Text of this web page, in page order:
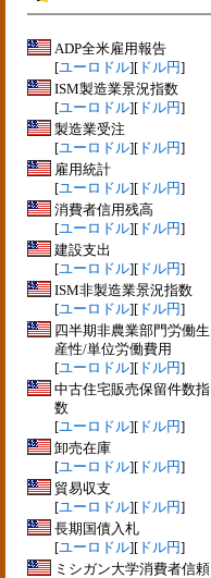
ADP全米雇用報告
[ユーロドル][ ドル円]
ISM製造業景況指数
[ユーロドル][ ドル円]
製造業受注
[ユーロドル][ ドル円]
雇用統計
[ユーロドル][ ドル円]
消費者信用残高
[ユーロドル][ ドル円]
建設支出
[ユーロドル][ ドル円]
ISM非製造業景況指数
[ユーロドル][ ドル円]
四半期非農業部門労働生
産性/単位労働費用
[ユーロドル][ ドル円]
中古住宅販売保留件数指
数
[ユーロドル][ ドル円]
卸売在庫
[ユーロドル][ ドル円]
貿易収支
[ユーロドル][ ドル円]
長期国債入札
[ユーロドル][ ドル円]
ミシガン大学消費者信頼